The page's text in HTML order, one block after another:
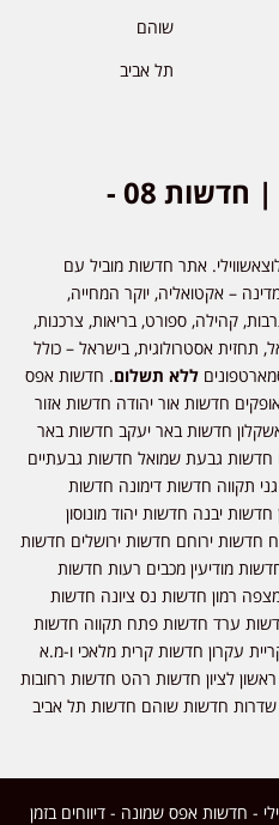
שוהם
תל אביב
חדשות אפס שמונה | חדשות 08 -
אתר חדשות מוביל עם
– אקטואליה, יוקר המחייה,
קהילה, ספורט, בריאות, צרכנות,
תחזית אסטרולוגית, בישראל – כולל
ללא תשלום. חדשות אפס
חדשות אור יהודה חדשות אזור
חדשות באר יעקב חדשות באר
גבעת שמואל חדשות גבעתיים
תקווה חדשות דימונה חדשות
יבנה חדשות יהוד מונוסון
חדשות ירוחם חדשות ירושלים חדשות
מודיעין מכבים רעות חדשות
רמון חדשות נס ציונה חדשות
ערד חדשות פתח תקווה חדשות
עקרון חדשות קרית מלאכי ו-מ.א
לציון חדשות רהט חדשות רחובות
חדשות שוהם חדשות תל אביב
- חדשות אפס שמונה - דיווחים בזמן